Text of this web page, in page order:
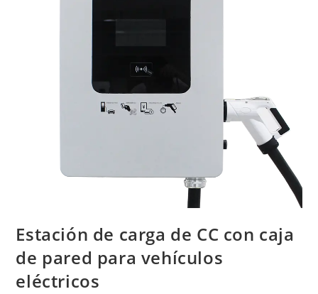
Estación de carga de CC con caja
de pared para vehículos
eléctricos